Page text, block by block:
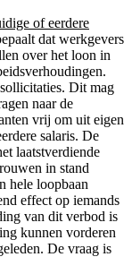
of eerdere
dat werkgevers
over het loon in
Dit mag
naar de
vrij om uit eigen
salaris. De
laatstverdiende
in stand
hele loopbaan
effect op iemands
van dit verbod is
kunnen vorderen
De vraag is